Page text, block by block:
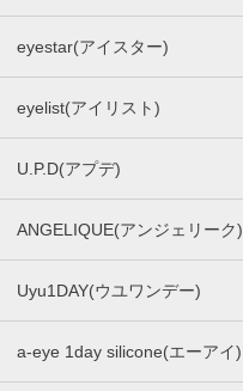
eyestar(アイスター)
eyelist(アイリスト)
U.P.D(アプデ)
ANGELIQUE(アンジェリーク)
Uyu1DAY(ウユワンデー)
a-eye 1day silicone(エーアイ)